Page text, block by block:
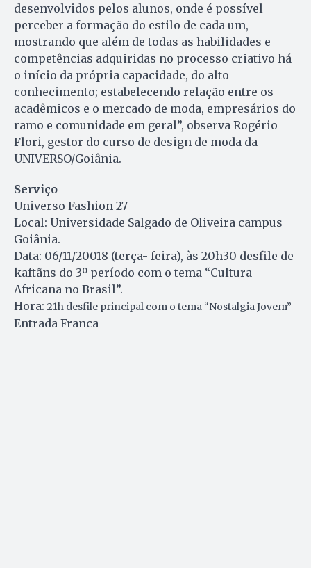
desenvolvidos pelos alunos, onde é possível
perceber a formação do estilo de cada um,
mostrando que além de todas as habilidades e
competências adquiridas no processo criativo há
o início da própria capacidade, do alto
conhecimento; estabelecendo relação entre os
acadêmicos e o mercado de moda, empresários do
ramo e comunidade em geral”, observa Rogério
Flori, gestor do curso de design de moda da
UNIVERSO/Goiânia.
Serviço
Universo Fashion 27
Local: Universidade Salgado de Oliveira campus
Goiânia.
Data: 06/11/20018 (terça- feira), às 20h30 desfile de
kaftãns do 3º período com o tema “Cultura
Africana no Brasil”.
Hora: 21h desfile principal com o tema “Nostalgia Jovem”
Entrada Franca